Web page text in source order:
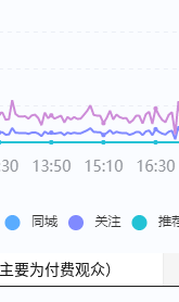
要为付费观众）